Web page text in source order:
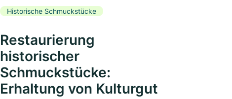
Historische Schmuckstücke
Restaurierung
historischer
Schmuckstücke:
Erhaltung von Kulturgut